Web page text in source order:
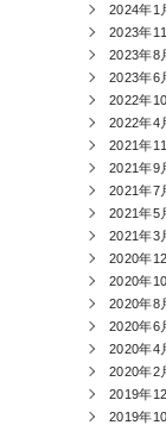
2024年1
2023年
2023年8
2023年6
2022年
2022年4
2021年
2021年9
2021年7
2021年5
2021年3
2020年
2020年
2020年8
2020年6
2020年4
2020年2
2019年
2019年